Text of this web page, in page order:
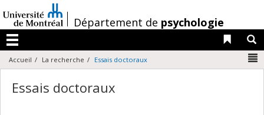
au
contenu
/Département de psychologie
Menu
Liens
Accueil La recherche Essais doctoraux
Essais doctoraux